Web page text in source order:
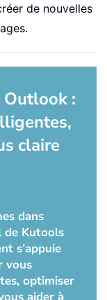
de nouvelles
:
claire
dans
de Kutools
s’appuie
vous
optimiser